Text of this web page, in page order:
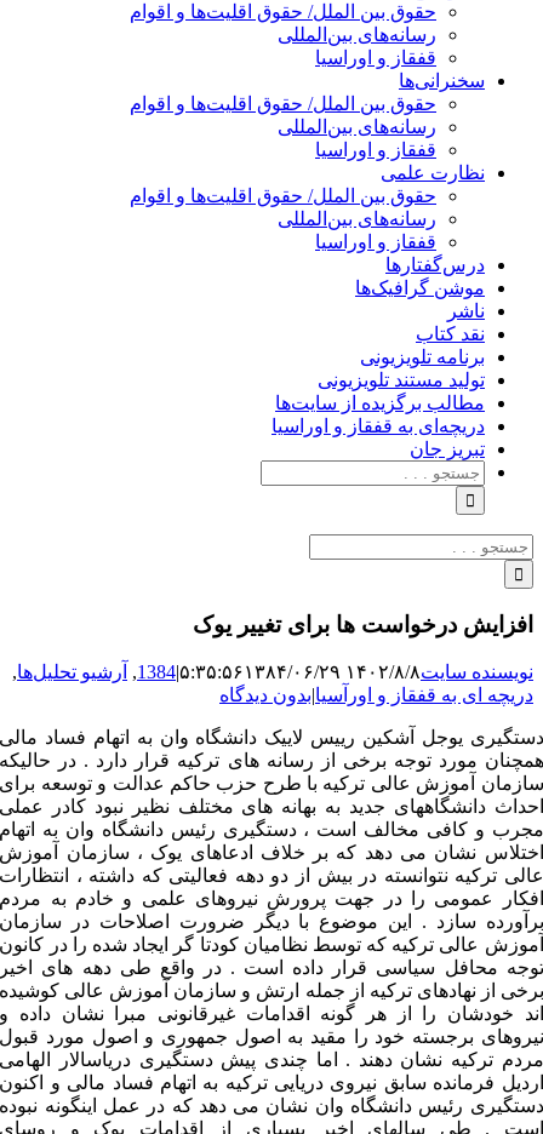
حقوق بین الملل/ حقوق اقلیت‌ها و اقوام
رسانه‌های بین‌المللی
قفقاز و اوراسیا
سخنرانی‌ها
حقوق بین الملل/ حقوق اقلیت‌ها و اقوام
رسانه‌های بین‌المللی
قفقاز و اوراسیا
نظارت علمی
حقوق بین الملل/ حقوق اقلیت‌ها و اقوام
رسانه‌های بین‌المللی
قفقاز و اوراسیا
درس‌گفتارها
موشن گرافیک‌ها
ناشر
نقد کتاب
برنامه‌ تلویزیونی
تولید مستند تلویزیونی
مطالب برگزیده از سایت‌ها
دریچه‌ای به قفقاز و اوراسیا
تبریزِ جان
جستجو
برای:
جستجو
برای:
افزایش درخواست ها برای تغییر یوک
نویسنده سایت۱۴۰۲/۸/۸ ۵:۳۵:۵۶ ۱۳۸۴/۰۶/۲۹ |
1384
, آرشیو تحلیل‌ها,
دریچه ای به قفقاز و اورآسیا|بدون دیدگاه
دستگیری یوجل آشکین رییس لاییک دانشگاه وان به اتهام فساد مالی
همچنان مورد توجه برخی از رسانه های ترکیه قرار دارد . در حالیکه
سازمان آموزش عالی ترکیه با طرح حزب حاکم عدالت و توسعه برای
احداث دانشگاههای جدید به بهانه های مختلف نظیر نبود کادر عملی
مجرب و کافی مخالف است ، دستگیری رئیس دانشگاه وان به اتهام
اختلاس نشان می دهد که بر خلاف ادعاهای یوک ، سازمان آموزش
عالی ترکیه نتوانسته در بیش از دو دهه فعالیتی که داشته ، انتظارات
افکار عمومی را در جهت پرورش نیروهای علمی و خادم به مردم
برآورده سازد . این موضوع با دیگر ضرورت اصلاحات در سازمان
آموزش عالی ترکیه که توسط نظامیان کودتا گر ایجاد شده را در کانون
توجه محافل سیاسی قرار داده است . در واقع طی دهه های اخیر
برخی از نهادهای ترکیه از جمله ارتش و سازمان آموزش عالی کوشیده
اند خودشان را از هر گونه اقدامات غیرقانونی مبرا نشان داده و
نیروهای برجسته خود را مقید به اصول جمهوری و اصول مورد قبول
مردم ترکیه نشان دهند . اما چندی پیش دستگیری دریاسالار الهامی
اردیل فرمانده سابق نیروی دریایی ترکیه به اتهام فساد مالی و اکنون
دستگیری رئیس دانشگاه وان نشان می دهد که در عمل اینگونه نبوده
است . طی سالهای اخیر بسیاری از اقدامات یوک و روسای